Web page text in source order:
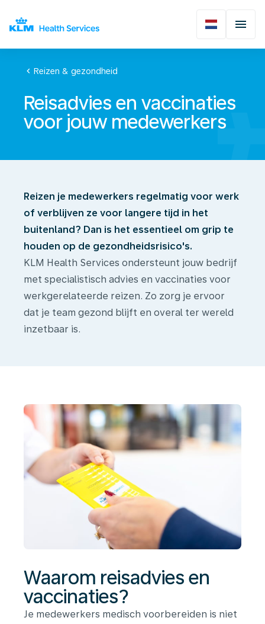
chevron_left Reizen & gezondheid
Reisadvies en vaccinaties
voor jouw medewerkers
Reizen je medewerkers regelmatig voor werk
of verblijven ze voor langere tijd in het
buitenland? Dan is het essentieel om grip te
houden op de gezondheidsrisico's.
KLM Health Services ondersteunt jouw bedrijf
met specialistisch advies en vaccinaties voor
werkgerelateerde reizen. Zo zorg je ervoor
dat je team gezond blijft en overal ter wereld
inzetbaar is.
Waarom
Waarom reisadvies en
vaccinaties?
Je medewerkers medisch voorbereiden is niet